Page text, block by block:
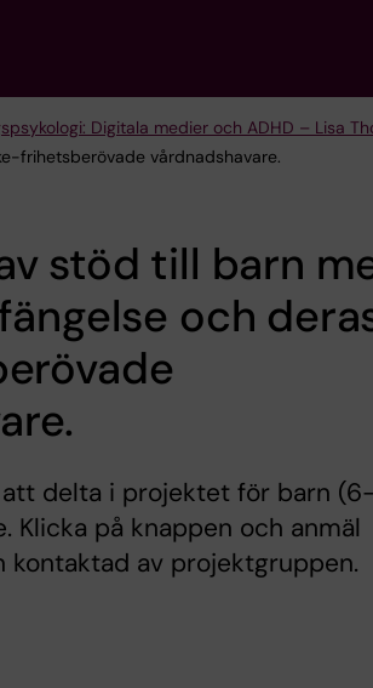
Digitala medier och ADHD – Lisa
frihetsberövade vårdnadshavare.
stöd till barn
och
delta i projektet för barn
Klicka på knappen och anmäl
kontaktad av projektgruppen.